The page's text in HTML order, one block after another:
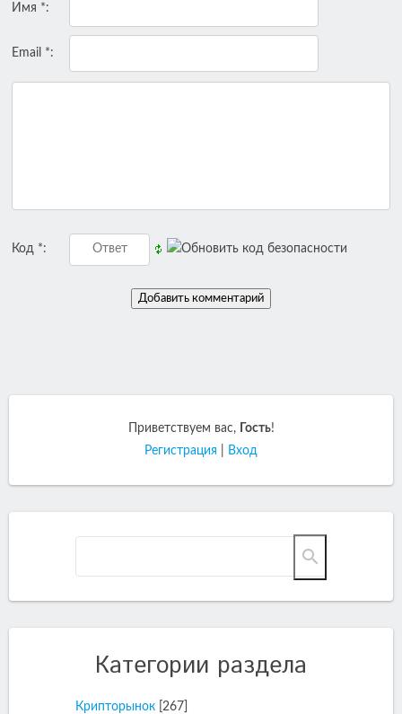
Имя *:
Email *:
Код *:
Приветствуем вас, Гость!
Регистрация
Вход
Категории раздела
Крипторынок
[267]